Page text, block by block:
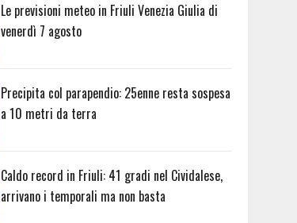
Le previsioni meteo in Friuli Venezia Giulia di
venerdì 7 agosto
Precipita col parapendio: 25enne resta sospesa
a 10 metri da terra
Caldo record in Friuli: 41 gradi nel Cividalese,
arrivano i temporali ma non basta